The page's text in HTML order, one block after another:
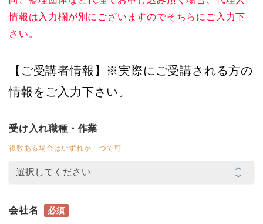
情報は入力欄が別にございますのでそちらにご入力下
さい。
【ご受講者情報】※実際にご受講される方の
情報をご入力下さい。
受け入れ職種・作業
複数ある場合はいずれか一つで可
会社名 必須